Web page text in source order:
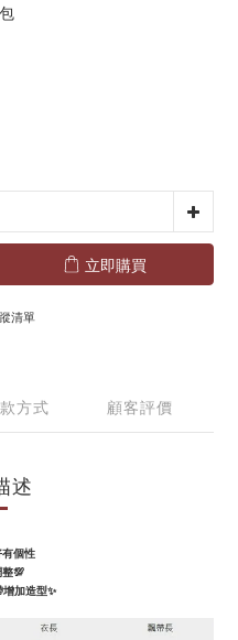
立即購買
清單
方式 顧客評價
述
有個性
整💯
增加造型✨